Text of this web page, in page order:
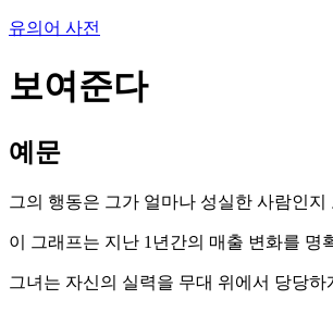
유의어 사전
보여준다
예문
그의 행동은 그가 얼마나 성실한 사람인지
이 그래프는 지난 1년간의 매출 변화를 명
그녀는 자신의 실력을 무대 위에서 당당하